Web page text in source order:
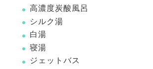
高濃度炭酸風呂
シルク湯
白湯
寝湯
ジェットバス